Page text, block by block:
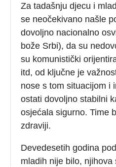
Za tadašnju djecu i
se neočekivano našle
dovoljno nacionalno
bože Srbi), da su
su komunistički
itd, od ključne je
nose s tom situacijom i
ostati dovoljno stabilni
osjećala sigurno. Time
zdraviji.
Devedesetih godina
mladih nije bilo,